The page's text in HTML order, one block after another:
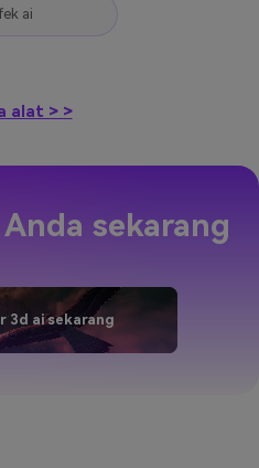
ai
alat > >
sekarang
3d ai sekarang